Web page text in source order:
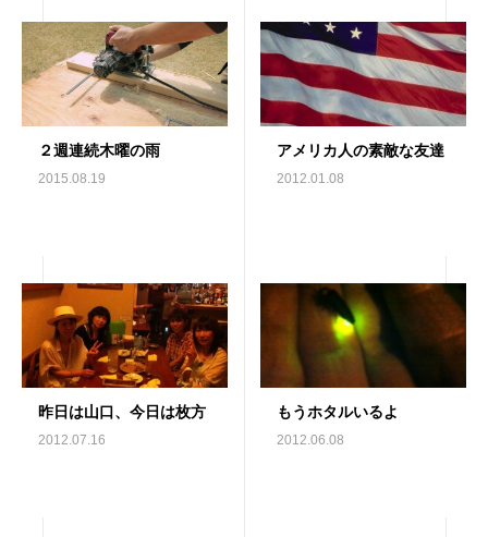
２週連続木曜の雨
2015.08.19
アメリカ人の素敵な友達
2012.01.08
昨日は山口、今日は枚方
2012.07.16
もうホタルいるよ
2012.06.08